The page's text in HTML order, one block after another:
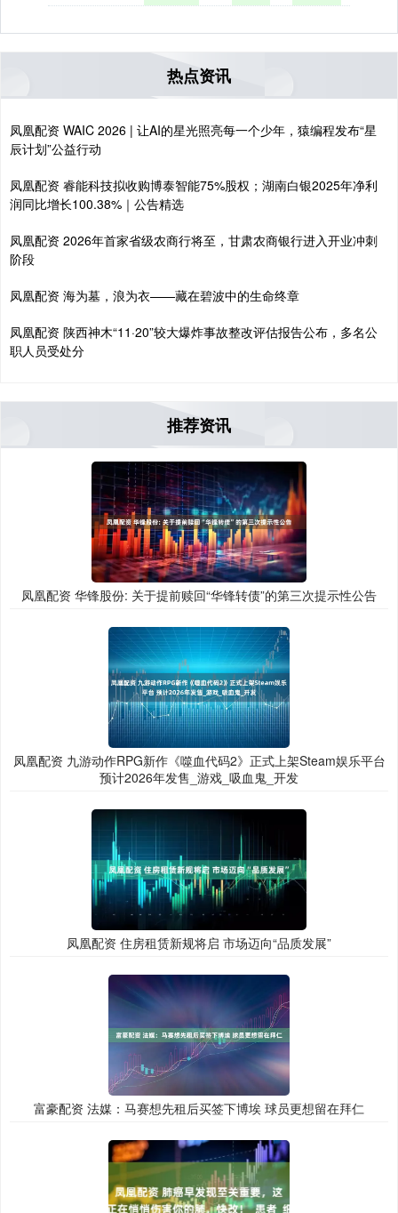
热点资讯
凤凰配资 WAIC 2026 | 让AI的星光照亮每一个少年，猿编程发布“星
辰计划”公益行动
凤凰配资 睿能科技拟收购博泰智能75%股权；湖南白银2025年净利
润同比增长100.38%｜公告精选
凤凰配资 2026年首家省级农商行将至，甘肃农商银行进入开业冲刺
阶段
凤凰配资 海为墓，浪为衣——藏在碧波中的生命终章
凤凰配资 陕西神木“11·20”较大爆炸事故整改评估报告公布，多名公
职人员受处分
推荐资讯
凤凰配资 华锋股份: 关于提前赎回“华锋转债”的第三次提示性公告
凤凰配资 九游动作RPG新作《噬血代码2》正式上架Steam娱乐平台
预计2026年发售_游戏_吸血鬼_开发
凤凰配资 住房租赁新规将启 市场迈向“品质发展”
富豪配资 法媒：马赛想先租后买签下博埃 球员更想留在拜仁